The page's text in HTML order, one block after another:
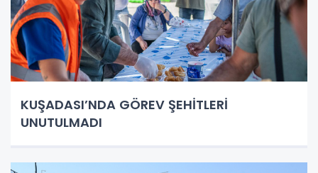
KUŞADASI’NDA GÖREV ŞEHİTLERİ
UNUTULMADI